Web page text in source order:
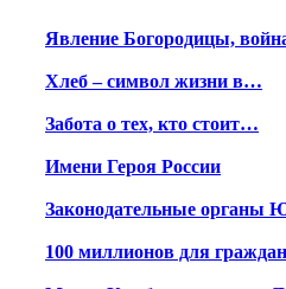
Явление Богородицы,
Хлеб – символ жизни в…
Забота о тех, кто стоит…
Имени Героя России
Законодательные органы
100 миллионов для